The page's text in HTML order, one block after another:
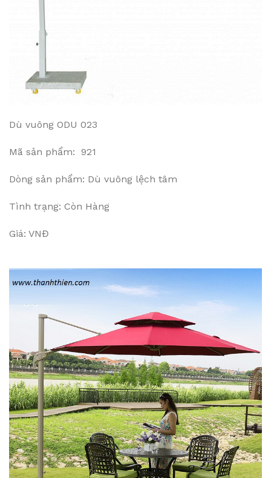
Dù vuông ODU 023
Mã sản phẩm: 921
Dòng sản phẩm: Dù vuông lệch tâm
Tình trạng: Còn Hàng
Giá: VNĐ